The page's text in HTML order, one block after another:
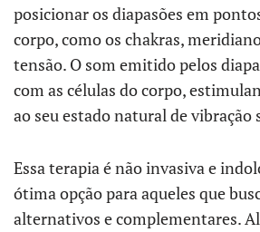
posicionar os diapasões em
corpo, como os chakras,
tensão. O som emitido pelos
com as células do corpo,
ao seu estado natural de vibração
Essa terapia é não invasiva e
ótima opção para aqueles que
alternativos e complementares.